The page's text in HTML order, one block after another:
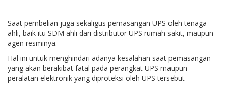
Saat pembelian juga sekaligus pemasangan UPS oleh tenaga
ahli, baik itu SDM ahli dari distributor UPS rumah sakit, maupun
agen resminya.
Hal ini untuk menghindari adanya kesalahan saat pemasangan
yang akan berakibat fatal pada perangkat UPS maupun
peralatan elektronik yang diproteksi oleh UPS tersebut